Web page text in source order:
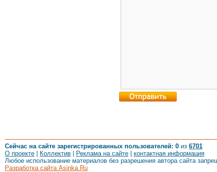
Сейчас на сайте зарегистрированных пользователей: 0 из 6701
О проекте
Коллектив Реклама на сайте
контактная информация
Любое использование материалов без разрешения автора сайта
Разработка сайта Asinka.Ru